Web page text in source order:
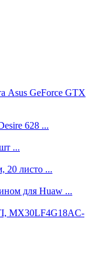
Asus GeForce GTX
628 ...
...
20 листо ...
для Huaw ...
MX30LF4G18AC-